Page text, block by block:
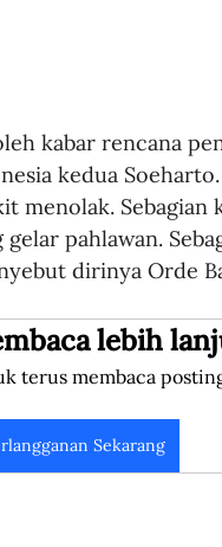
kabar rencana
kedua
Sebagian
pahlawan.
dirinya Orde
lebih
terus membaca
Sekarang